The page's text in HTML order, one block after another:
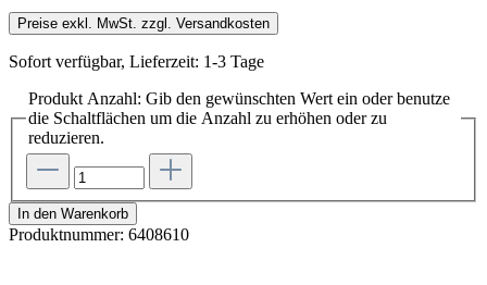
Preise exkl. MwSt. zzgl. Versandkosten
Sofort verfügbar, Lieferzeit: 1-3 Tage
Produkt Anzahl: Gib den gewünschten Wert ein oder benutze
die Schaltflächen um die Anzahl zu erhöhen oder zu
reduzieren.
In den Warenkorb
Produktnummer: 6408610